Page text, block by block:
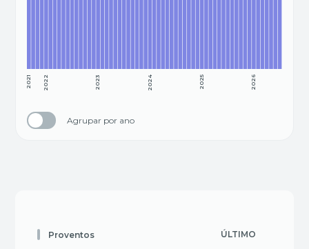
2026
2025
2024
2023
2022
2021
Agrupar por ano
Proventos ÚLTIMO